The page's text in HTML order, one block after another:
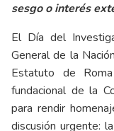
sesgo o interés
El Día del
General de la
Estatuto de
fundacional de la
para rendir
discusión urgente: